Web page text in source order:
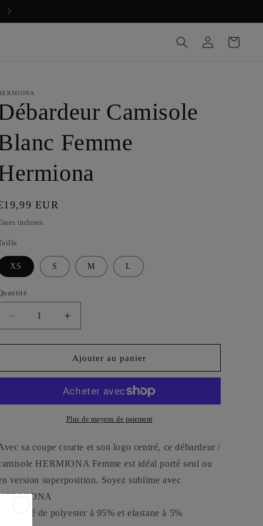
Connexion Panier
Camisole
Femme
EUR
incluses.
XS S M L
Réduire
la
quantité
Débardeur
Femme
Augmenter
la
quantité
de
Débardeur
Blanc
Femme
Hermiona
Ajouter au panier
Plus de moyens de paiement
sa coupe courte et son logo centré, ce débardeur /
HERMIONA Femme est idéal porté seul ou
version superposition. Soyez sublime avec
Composé de polyester à 95% et elastane à 5%